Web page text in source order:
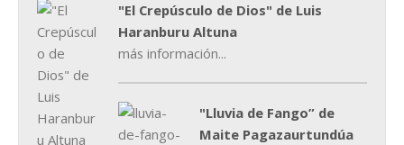
"El Crepúsculo de Dios" de Luis
Haranburu Altuna
más información...
"Lluvia de Fango” de
Maite Pagazaurtundúa